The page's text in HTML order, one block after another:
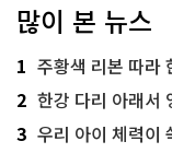
많이 본 뉴스
1 주황색 리본 따라 한
2 한강 다리 아래서
3 우리 아이 체력이